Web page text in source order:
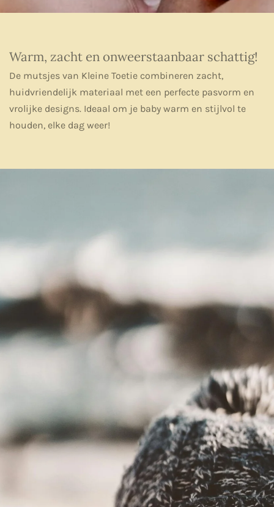
Warm, zacht en onweerstaanbaar schattig!
De mutsjes van Kleine Toetie combineren zacht,
huidvriendelijk materiaal met een perfecte pasvorm en
vrolijke designs. Ideaal om je baby warm en stijlvol te
houden, elke dag weer!